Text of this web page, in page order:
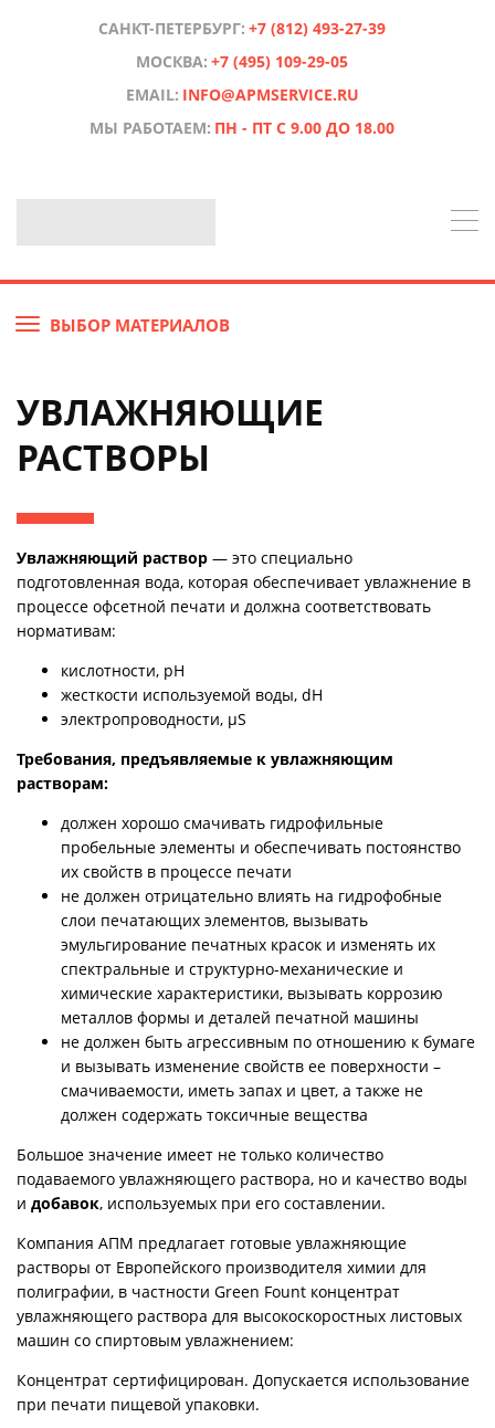
САНКТ-ПЕТЕРБУРГ: +7 (812) 493-27-39
МОСКВА: +7 (495) 109-29-05
EMAIL: INFO@APMSERVICE.RU
МЫ РАБОТАЕМ: ПН - ПТ С 9.00 ДО 18.00
ВЫБОР МАТЕРИАЛОВ
УВЛАЖНЯЮЩИЕ
РАСТВОРЫ
Увлажняющий раствор — это специально
подготовленная вода, которая обеспечивает увлажнение в
процессе офсетной печати и должна соответствовать
нормативам:
кислотности, pH
жесткости используемой воды, dH
электропроводности, µS
Требования, предъявляемые к увлажняющим
растворам:
должен хорошо смачивать гидрофильные
пробельные элементы и обеспечивать постоянство
их свойств в процессе печати
не должен отрицательно влиять на гидрофобные
слои печатающих элементов, вызывать
эмульгирование печатных красок и изменять их
спектральные и структурно-механические и
химические характеристики, вызывать коррозию
металлов формы и деталей печатной машины
не должен быть агрессивным по отношению к бумаге
и вызывать изменение свойств ее поверхности –
смачиваемости, иметь запах и цвет, а также не
должен содержать токсичные вещества
Большое значение имеет не только количество
подаваемого увлажняющего раствора, но и качество воды
и добавок, используемых при его составлении.
Компания АПМ предлагает готовые увлажняющие
растворы от Европейского производителя химии для
полиграфии, в частности Green Fount концентрат
увлажняющего раствора для высокоскоростных листовых
машин со спиртовым увлажнением:
Концентрат сертифицирован. Допускается использование
при печати пищевой упаковки.